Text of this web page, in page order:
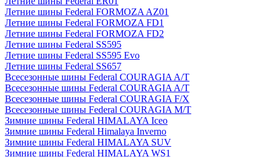
Летние шины Federal FORMOZA AZ01
Летние шины Federal FORMOZA FD1
Летние шины Federal FORMOZA FD2
Летние шины Federal SS595
Летние шины Federal SS595 Evo
Летние шины Federal SS657
Всесезонные шины Federal COURAGIA A/T
Всесезонные шины Federal COURAGIA A/T
Всесезонные шины Federal COURAGIA F/X
Всесезонные шины Federal COURAGIA M/T
Зимние шины Federal HIMALAYA Iceo
Зимние шины Federal Himalaya Inverno
Зимние шины Federal HIMALAYA SUV
Зимние шины Federal HIMALAYA WS1